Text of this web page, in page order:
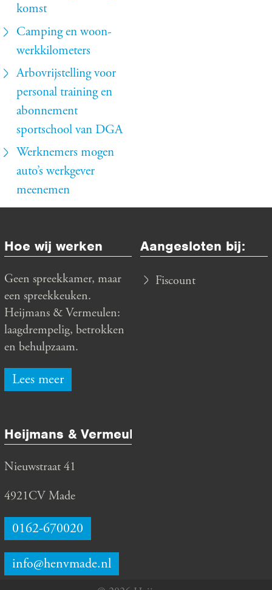
komst
Camping en woon-
werkkilometers
Arbovrijstelling voor
personal training en
abonnement
sportschool van DGA
Werknemers mogen
auto’s werkgever
meenemen
Hoe wij werken
Geen spreekkamer, maar
een spreekkeuken.
Heijmans & Vermeulen:
laagdrempelig, betrokken
en behulpzaam.
Lees meer
Aangesloten bij:
Fiscount
Heijmans & Vermeulen
Nieuwstraat 41
4921CV Made
0162-670020
info@henvmade.nl